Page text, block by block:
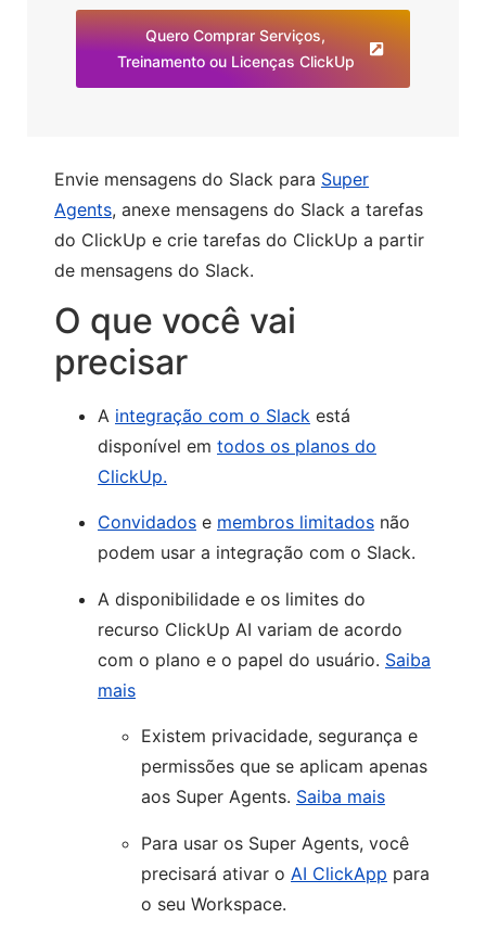
Quero Comprar Serviços,
Treinamento ou Licenças ClickUp
Envie mensagens do Slack para Super
Agents, anexe mensagens do Slack a tarefas
do ClickUp e crie tarefas do ClickUp a partir
de mensagens do Slack.
O que você vai
precisar
A integração com o Slack está
disponível em todos os planos do
ClickUp.
Convidados e membros limitados não
podem usar a integração com o Slack.
A disponibilidade e os limites do
recurso ClickUp AI variam de acordo
com o plano e o papel do usuário. Saiba
mais
Existem privacidade, segurança e
permissões que se aplicam apenas
aos Super Agents. Saiba mais
Para usar os Super Agents, você
precisará ativar o AI ClickApp para
o seu Workspace.